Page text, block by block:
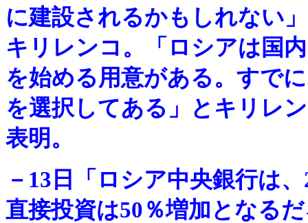
に建設されるかもしれない
キリレンコ。「ロシアは国
を始める用意がある。すで
を選択してある」とキリレ
表明。
－ 13日「ロシア中央銀行は
直接投資は50％増加となる